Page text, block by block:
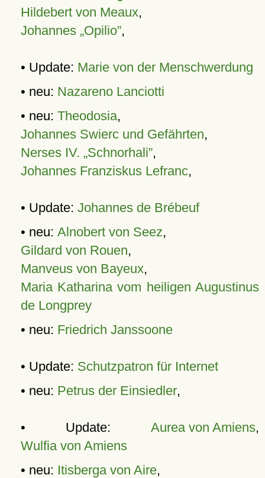
Hildebert von Meaux,
Johannes „Opilio”,
• Update: Marie von der Menschwerdung
• neu: Nazareno Lanciotti
• neu: Theodosia,
Johannes Swierc und Gefährten,
Nerses IV. „Schnorhali”,
Johannes Franziskus Lefranc,
• Update: Johannes de Brébeuf
• neu: Alnobert von Seez,
Gildard von Rouen,
Manveus von Bayeux,
Maria Katharina vom heiligen Augustinus
de Longprey
• neu: Friedrich Janssoone
• Update: Schutzpatron für Internet
• neu: Petrus der Einsiedler,
• Update: Aurea von Amiens,
Wulfia von Amiens
• neu: Itisberga von Aire,